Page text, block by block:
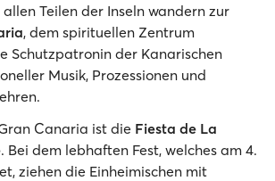
Teilen der Inseln wandern zur
, dem spirituellen Zentrum
Schutzpatronin der Kanarischen
Musik, Prozessionen und
Canaria ist die Fiesta de La
. Bei dem lebhaften Fest, welches am 4.
ziehen die Einheimischen mit